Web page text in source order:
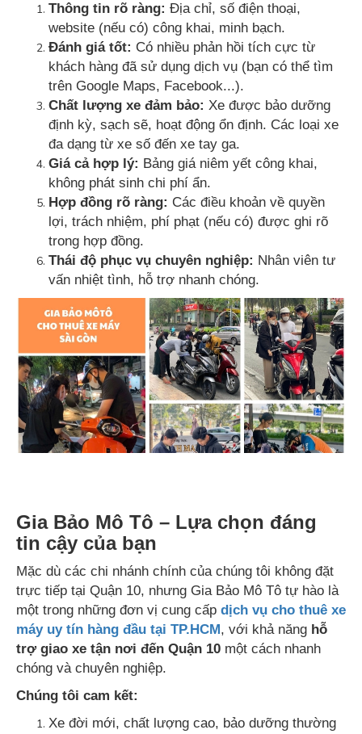
Thông tin rõ ràng: Địa chỉ, số điện thoại,
website (nếu có) công khai, minh bạch.
Đánh giá tốt: Có nhiều phản hồi tích cực từ
khách hàng đã sử dụng dịch vụ (bạn có thể tìm
trên Google Maps, Facebook...).
Chất lượng xe đảm bảo: Xe được bảo dưỡng
định kỳ, sạch sẽ, hoạt động ổn định. Các loại xe
đa dạng từ xe số đến xe tay ga.
Giá cả hợp lý: Bảng giá niêm yết công khai,
không phát sinh chi phí ẩn.
Hợp đồng rõ ràng: Các điều khoản về quyền
lợi, trách nhiệm, phí phạt (nếu có) được ghi rõ
trong hợp đồng.
Thái độ phục vụ chuyên nghiệp: Nhân viên tư
vấn nhiệt tình, hỗ trợ nhanh chóng.
Gia Bảo Mô Tô – Lựa chọn đáng
tin cậy của bạn
Mặc dù các chi nhánh chính của chúng tôi không đặt
trực tiếp tại Quận 10, nhưng Gia Bảo Mô Tô tự hào là
một trong những đơn vị cung cấp dịch vụ cho thuê xe
máy uy tín hàng đầu tại TP.HCM, với khả năng hỗ
trợ giao xe tận nơi đến Quận 10 một cách nhanh
chóng và chuyên nghiệp.
Chúng tôi cam kết:
Xe đời mới, chất lượng cao, bảo dưỡng thường